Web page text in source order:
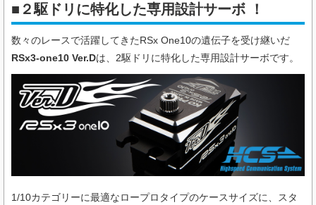
■２駆ドリに特化した専用設計サーボ ！
数々のレースで活躍してきたRSx One10の遺伝子を受け継いだ
RSx3-one10 Ver.Dは、2駆ドリに特化した専用設計サーボです。
1/10カテゴリーに最適なロープロタイプのケースサイズに、スタ